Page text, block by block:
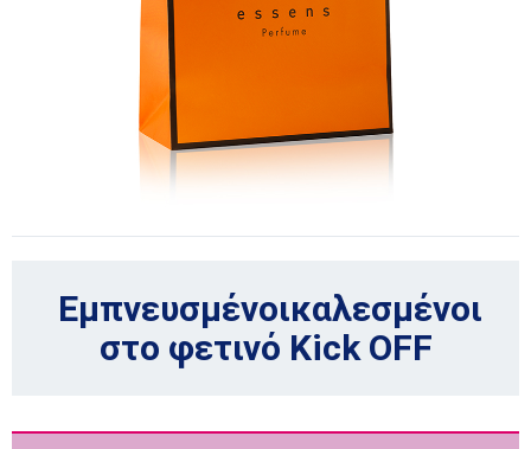
Εμπνευσμένοικαλεσμένοι
στο φετινό Kick OFF